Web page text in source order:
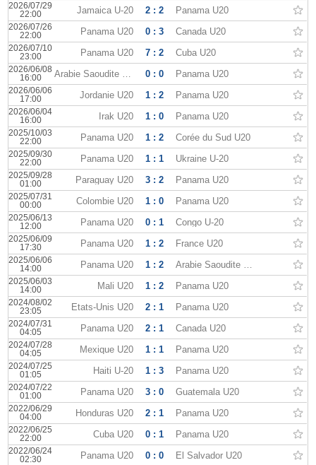
2026/07/29
22:00
Jamaica U-20 2 : 2 Panama U20
2026/07/26
22:00
Panama U20 0 : 3 Canada U20
2026/07/10
23:00
Panama U20 7 : 2 Cuba U20
2026/06/08
16:00
Arabie Saoudite U20 0 : 0 Panama U20
2026/06/06
17:00
Jordanie U20 1 : 2 Panama U20
2026/06/04
16:00
Irak U20 1 : 0 Panama U20
2025/10/03
22:00
Panama U20 1 : 2 Corée du Sud U20
2025/09/30
22:00
Panama U20 1 : 1 Ukraine U-20
2025/09/28
01:00
Paraguay U20 3 : 2 Panama U20
2025/07/31
00:00
Colombie U20 1 : 0 Panama U20
2025/06/13
12:00
Panama U20 0 : 1 Congo U-20
2025/06/09
17:30
Panama U20 1 : 2 France U20
2025/06/06
14:00
Panama U20 1 : 2 Arabie Saoudite U23
2025/06/03
14:00
Mali U20 1 : 2 Panama U20
2024/08/02
23:05
États-Unis U20 2 : 1 Panama U20
2024/07/31
04:05
Panama U20 2 : 1 Canada U20
2024/07/28
04:05
Mexique U20 1 : 1 Panama U20
2024/07/25
01:05
Haiti U-20 1 : 3 Panama U20
2024/07/22
01:00
Panama U20 3 : 0 Guatemala U20
2022/06/29
04:00
Honduras U20 2 : 1 Panama U20
2022/06/25
22:00
Cuba U20 0 : 1 Panama U20
2022/06/24
02:30
Panama U20 0 : 0 El Salvador U20